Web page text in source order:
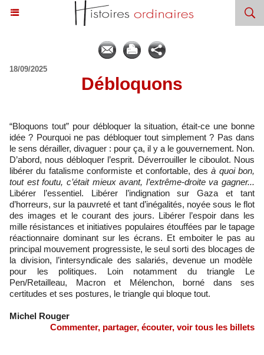
18/09/2025
Débloquons
“Bloquons tout” pour débloquer la situation, était-ce une bonne
idée ? Pourquoi ne pas débloquer tout simplement ? Pas dans
le sens dérailler, divaguer : pour ça, il y a le gouvernement. Non.
D’abord, nous débloquer l’esprit. Déverrouiller le ciboulot. Nous
libérer du fatalisme conformiste et confortable, desà quoi bon,
tout est foutu, c’était mieux avant, l’extrême-droite va gagner...
Libérer l’essentiel. Libérer l’indignation sur Gaza et tant
d’horreurs, sur la pauvreté et tant d’inégalités, noyée sous le flot
des images et le courant des jours. Libérer l’espoir dans les
mille résistances et initiatives populaires étouffées par le tapage
réactionnaire dominant sur les écrans. Et emboiter le pas au
principal mouvement progressiste, le seul sorti des blocages de
la division, l’intersyndicale des salariés, devenue un modèle
pour les politiques. Loin notamment du triangle Le
Pen/Retailleau, Macron et Mélenchon, borné dans ses
certitudes et ses postures, le triangle qui bloque tout.
Michel Rouger
Commenter, partager, écouter, voir tous les billets